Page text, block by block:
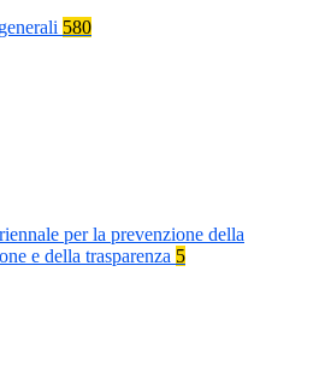
580
per la prevenzione della
e della trasparenza 5